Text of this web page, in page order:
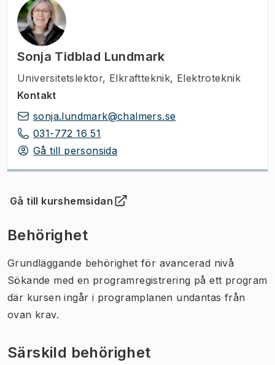
Sonja Tidblad Lundmark
Universitetslektor, Elkraftteknik, Elektroteknik
Kontakt
sonja.lundmark@chalmers.se
031-772 16 51
Gå till personsida
Gå till kurshemsidan
(Öppnas i ny flik)
Behörighet
Grundläggande behörighet för avancerad nivå
Sökande med en programregistrering på ett program
där kursen ingår i programplanen undantas från
ovan krav.
Särskild behörighet